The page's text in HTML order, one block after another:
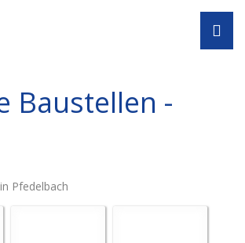
Baustellen -
Pfedelbach